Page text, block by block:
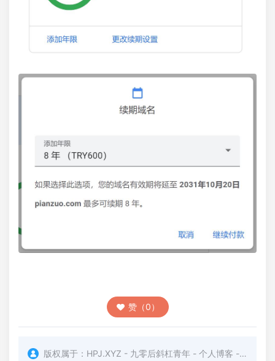
赞（0）
版权属于：
HPJ.XYZ - 九零后斜杠青年 - 个人博客 - PJ的博客